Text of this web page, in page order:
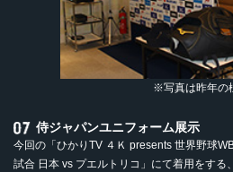
※写真は昨年の
侍ジャパンユニフォーム展示
今回の「ひかりTV ４Ｋ presents 世界野球
試合 日本 vs プエルトリコ」にて着用をする